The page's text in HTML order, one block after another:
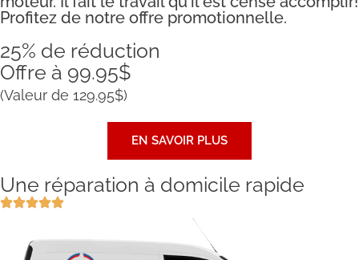
Profitez de notre offre promotionnelle.
25% de réduction
Offre à 99.95$
(Valeur de 129.95$)
EN SAVOIR PLUS
Une réparation à domicile rapide